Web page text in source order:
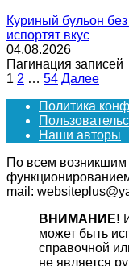
Куриный бульон
испортят вкус
04.08.2026
Пагинация записей
1 2 … 54 Далее
Политика
Наши авторы
По всем
mail:
ВНИМАНИЕ!
может быть
справочной
не является